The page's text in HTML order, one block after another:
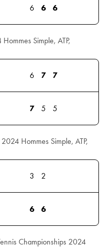
6 6 6
Simple, ATP,
6 7 7
7 5 5
Hommes Simple, ATP,
3 2
6 6
Championships 2024